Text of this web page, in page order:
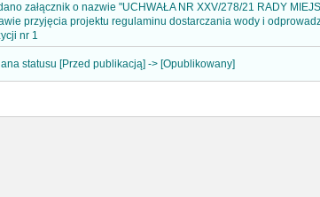
załącznik o nazwie "UCHWAŁA NR XXV/278/21 RADY
przyjęcia projektu regulaminu dostarczania wody i
nr 1
statusu [Przed publikacją] -> [Opublikowany]